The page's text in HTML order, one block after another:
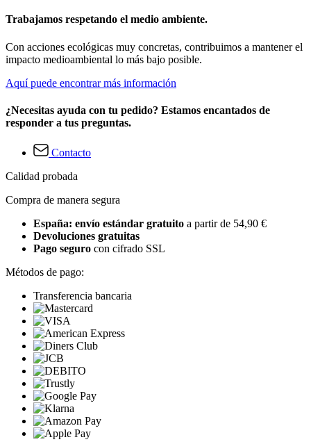
Trabajamos respetando el medio ambiente.
Con acciones ecológicas muy concretas, contribuimos a mantener el
impacto medioambiental lo más bajo posible.
Aquí puede encontrar más información
¿Necesitas ayuda con tu pedido? Estamos encantados de
responder a tus preguntas.
Contacto
Calidad probada
Compra de manera segura
España: envío estándar gratuito a partir de 54,90 €
Devoluciones gratuitas
Pago seguro con cifrado SSL
Métodos de pago:
Transferencia bancaria